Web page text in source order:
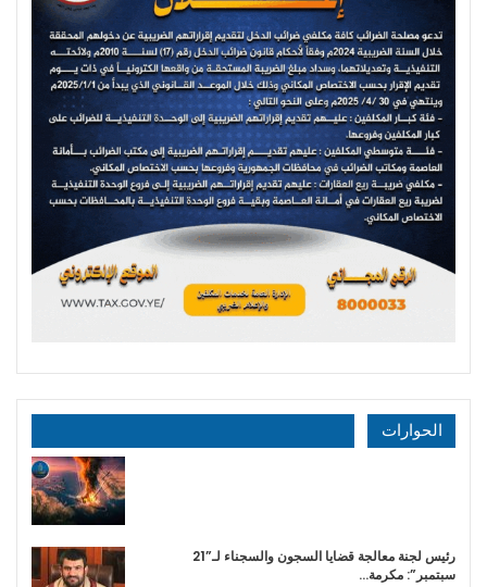
الحوارات
رئيس لجنة معالجة قضايا السجون والسجناء لـ”21
سبتمبر”: مكرمة…